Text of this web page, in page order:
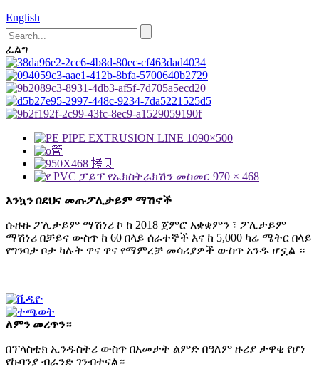
English
ፈልግ
እንኳን በደህና መጡፖሊታይም ማሽኖች
ሱዙዙ ፖሊታይም ማሽነሪ ኮ ከ 2018 ጀምሮ አቋቋምን ፣ ፖሊታይም
ማሽነሪ በቻይና ውስጥ ከ 60 በላይ ሰራተኞች እና ከ 5,000 ካሬ ሜትር በላይ
የግንባታ ቦታ ካሉት ዋና ዋና የማምረቻ መሳሪያዎች ውስጥ አንዱ ሆኗል ።
ለምን መረጥን።
በፕላስቲክ ኢንዱስትሪ ውስጥ በአመታት ልምድ በዓለም ዙሪያ ታዋቂ የሆነ
የኩባንያ ብራንድ ገንብተናል።